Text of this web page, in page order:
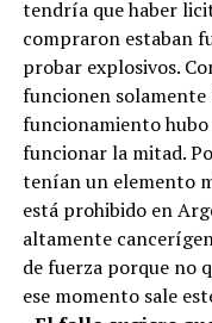
tendría que haber
compraron estaban
probar explosivos.
funcionen solamente
funcionamiento
funcionar la mitad.
tenían un elemento
está prohibido en
altamente
de fuerza porque no
ese momento sale